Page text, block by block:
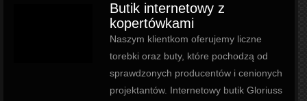
Butik internetowy z
kopertówkami
Naszym klientkom oferujemy liczne
torebki oraz buty, które pochodzą od
sprawdzonych producentów i cenionych
projektantów. Internetowy butik Gloriuss